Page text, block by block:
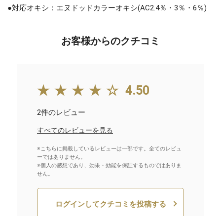
●対応オキシ：エヌドッドカラーオキシ(AC2.4％・3％・6％)
お客様からのクチコミ
★★★★☆ 4.50
2件のレビュー
すべてのレビューを見る
※こちらに掲載しているレビューは一部です。全てのレビュ
ーではありません。
※個人の感想であり、効果・効能を保証するものではありま
せん。
ログインしてクチコミを投稿する